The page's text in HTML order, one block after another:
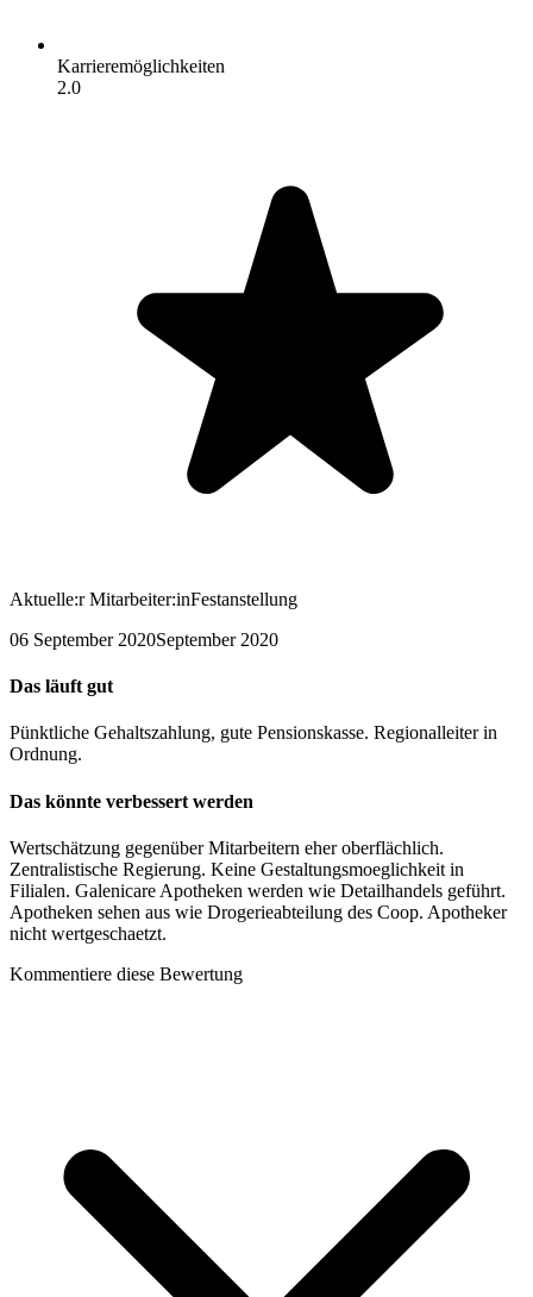
Karrieremöglichkeiten
2.0
Aktuelle:r Mitarbeiter:inFestanstellung
06 September 2020September 2020
Das läuft gut
Pünktliche Gehaltszahlung, gute Pensionskasse. Regionalleiter in
Ordnung.
Das könnte verbessert werden
Wertschätzung gegenüber Mitarbeitern eher oberflächlich.
Zentralistische Regierung. Keine Gestaltungsmoeglichkeit in
Filialen. Galenicare Apotheken werden wie Detailhandels geführt.
Apotheken sehen aus wie Drogerieabteilung des Coop. Apotheker
nicht wertgeschaetzt.
Kommentiere diese Bewertung